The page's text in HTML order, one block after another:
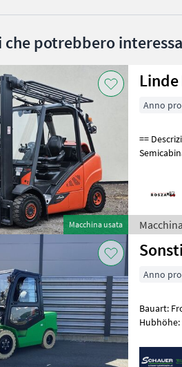
potrebbero
Macchina usata
Linde
Anno
== Descrizione
Semicabina, Corsa libera delle forche Informazioni
Anno
Bauart:
Hubhöhe: 4800mm,